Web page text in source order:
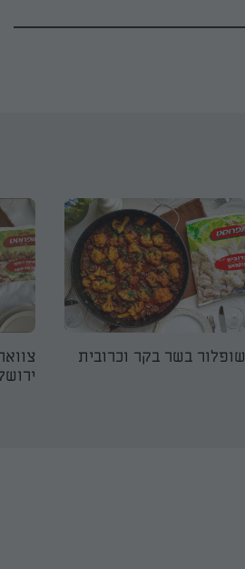
שופלור בשר בקר וכרובית